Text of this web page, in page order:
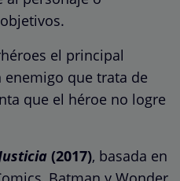
el principal
que trata de
que el héroe no logre
(2017), basada en